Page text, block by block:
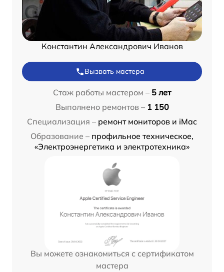
Константин Александрович Иванов
Вызвать мастера
Стаж работы мастером – 5 лет
Выполнено ремонтов – 1 150
Специализация – ремонт мониторов и iMac
Образование – профильное техническое,
«Электроэнергетика и электротехника»
Вы можете ознакомиться с сертификатом
мастера